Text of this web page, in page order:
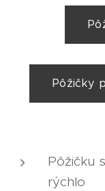
Pôžičky
Pôžičku
rýchlo